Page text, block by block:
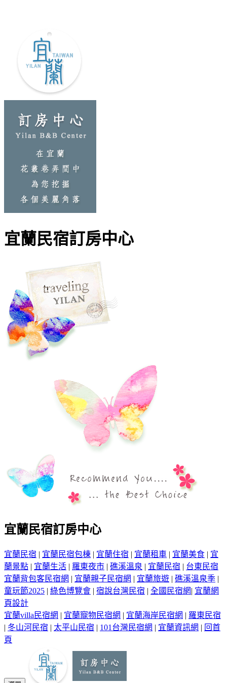
宜蘭民宿訂房中心
宜蘭民宿訂房中心
宜蘭民宿 | 宜蘭民宿包棟 | 宜蘭住宿 | 宜蘭租車 | 宜蘭美食 | 宜
蘭景點 | 宜蘭生活 | 羅東夜市 | 礁溪溫泉 | 宜蘭民宿 | 台東民宿
宜蘭背包客民宿網 | 宜蘭親子民宿網 | 宜蘭旅遊 | 礁溪溫泉季 |
童玩節2025 | 綠色博覽會 | 宿說台灣民宿 | 全國民宿網| 宜蘭網
頁設計
宜蘭villa民宿網 | 宜蘭寵物民宿網 | 宜蘭海岸民宿網 | 羅東民宿
| 冬山河民宿 | 太平山民宿 | 101台灣民宿網 | 宜蘭資訊網 | 回首
頁